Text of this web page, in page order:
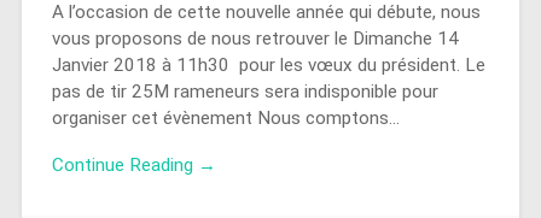
A l’occasion de cette nouvelle année qui débute, nous
vous proposons de nous retrouver le Dimanche 14
Janvier 2018 à 11h30 pour les vœux du président. Le
pas de tir 25M rameneurs sera indisponible pour
organiser cet évènement Nous comptons…
Continue Reading →